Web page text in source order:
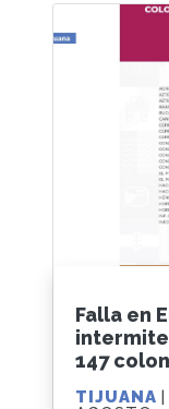
Falla en
147
TIJUANA |